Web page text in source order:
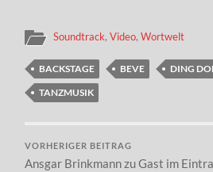
Soundtrack,Video,Wortwelt
BACKSTAGE BEVE
DING
TANZMUSIK
VORHERIGER BEITRAG
Ansgar Brinkmann zu Gast im